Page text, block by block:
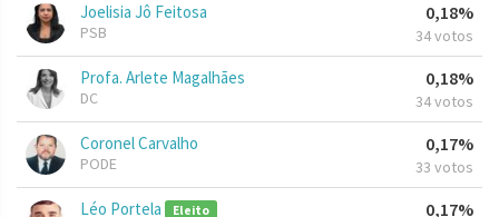
Joelisia Jô Feitosa
PSB
0,18%
34 votos
Profa. Arlete Magalhães
DC
0,18%
34 votos
Coronel Carvalho
PODE
0,17%
33 votos
Léo Portela Eleito 0,17%